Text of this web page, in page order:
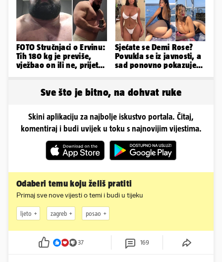
FOTO Stručnjaci o Ervinu:
Tih 180 kg je previše,
vježbao on ili ne, prijete
Sjećate se Demi Rose?
Povukla se iz javnosti, a
sad ponovno pokazuje
Sve što je bitno, na dohvat ruke
Skini aplikaciju za najbolje iskustvo portala. Čitaj,
komentiraj i budi uvijek u toku s najnovijim vijestima.
Odaberi temu koju želiš pratiti
Primaj sve nove vijesti o temi i budi u tijeku
ljeto zagreb posao
37 169